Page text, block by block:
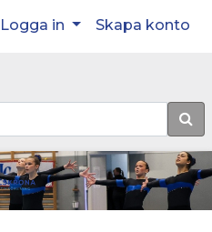
Logga in Skapa konto
Sök